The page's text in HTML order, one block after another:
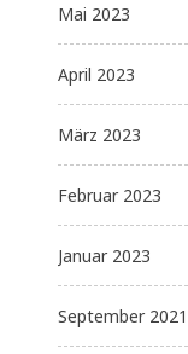
Mai 2023
April 2023
März 2023
Februar 2023
Januar 2023
September 2021